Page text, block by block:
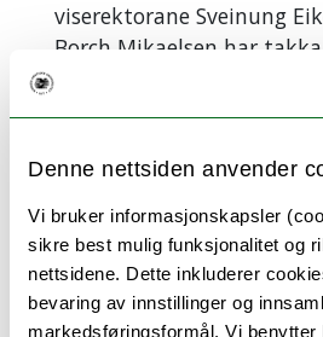
Denne nettsiden anvender
Vi bruker informasjonskapsler
sikre best mulig funksjonalitet og
nettsidene. Dette inkluderer
bevaring av innstillinger og
markedsføringsformål. Vi
viserektorane Sveinung
Borch Mikaelsen har
desember i år.
Noverande organisering i
og seksjonar vert som
uforandra ut 2021.